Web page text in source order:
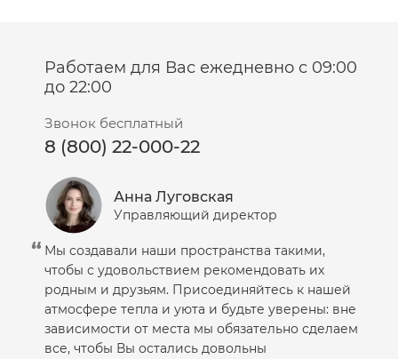
Работаем для Вас ежедневно с 09:00
до 22:00
Звонок бесплатный
8 (800) 22-000-22
Анна Луговская
Управляющий директор
Мы создавали наши пространства такими,
чтобы с удовольствием рекомендовать их
родным и друзьям. Присоединяйтесь к нашей
атмосфере тепла и уюта и будьте уверены: вне
зависимости от места мы обязательно сделаем
все, чтобы Вы остались довольны